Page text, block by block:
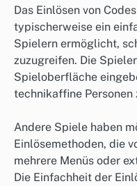
Das Einlösen von
typischerweise ein
Spielern ermöglicht,
zuzugreifen. Die
Spieloberfläche
technikaffine
Andere Spiele haben
Einlösemethoden, die
mehrere Menüs oder
Die Einfachheit der